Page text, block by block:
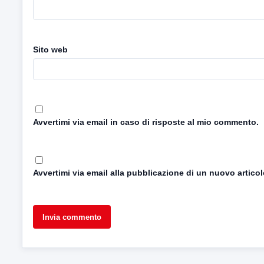
Sito web
Avvertimi via email in caso di risposte al mio commento.
Avvertimi via email alla pubblicazione di un nuovo